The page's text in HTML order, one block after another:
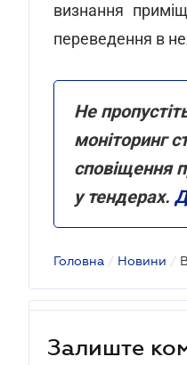
визнання
переведення в
Не
моніторинг
сповіщення
у тендерах.
Головна / Новини /
Залиште